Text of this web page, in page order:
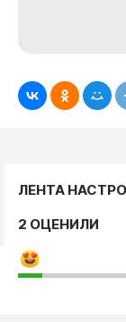
ЛЕНТА
2 ОЦЕНИЛИ